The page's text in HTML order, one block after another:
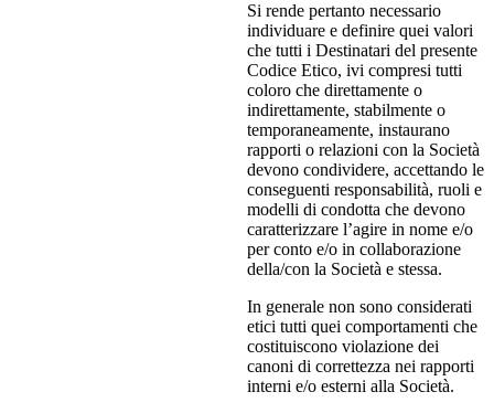
Si rende pertanto necessario
individuare e definire quei valori
che tutti i Destinatari del presente
Codice Etico, ivi compresi tutti
coloro che direttamente o
indirettamente, stabilmente o
temporaneamente, instaurano
rapporti o relazioni con la Società
devono condividere, accettando le
conseguenti responsabilità, ruoli e
modelli di condotta che devono
caratterizzare l’agire in nome e/o
per conto e/o in collaborazione
della/con la Società e stessa.
In generale non sono considerati
etici tutti quei comportamenti che
costituiscono violazione dei
canoni di correttezza nei rapporti
interni e/o esterni alla Società.